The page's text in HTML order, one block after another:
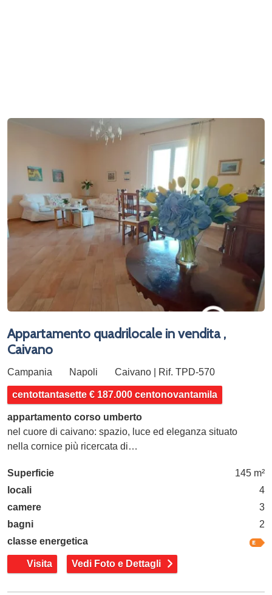
Appartamento quadrilocale in vendita ,
Caivano
Campania Napoli Caivano | Rif. TPD-570
centottantasette € 187.000 centonovantamila
appartamento corso umberto
nel cuore di caivano: spazio, luce ed eleganza situato
nella cornice più ricercata di…
Superficie
145 m²
locali
4
camere
3
bagni
2
classe energetica
Visita Vedi Foto e Dettagli